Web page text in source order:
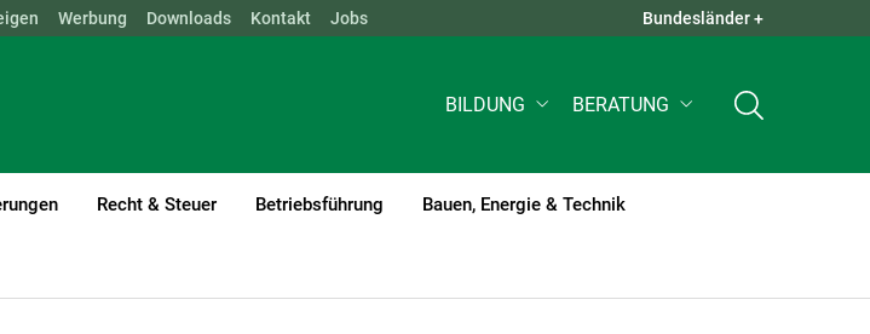
TIROL VBG WIEN QUICK LINKS +
Werbung Downloads Kontakt Jobs Bundesländer +
BILDUNG BERATUNG
Recht & Steuer Betriebsführung Bauen, Energie & Technik